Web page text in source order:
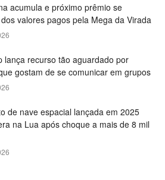
acumula e próximo prêmio se
valores pagos pela Mega da Virada
lança recurso tão aguardado por
gostam de se comunicar em grupos
de nave espacial lançada em 2025
na Lua após choque a mais de 8 mil